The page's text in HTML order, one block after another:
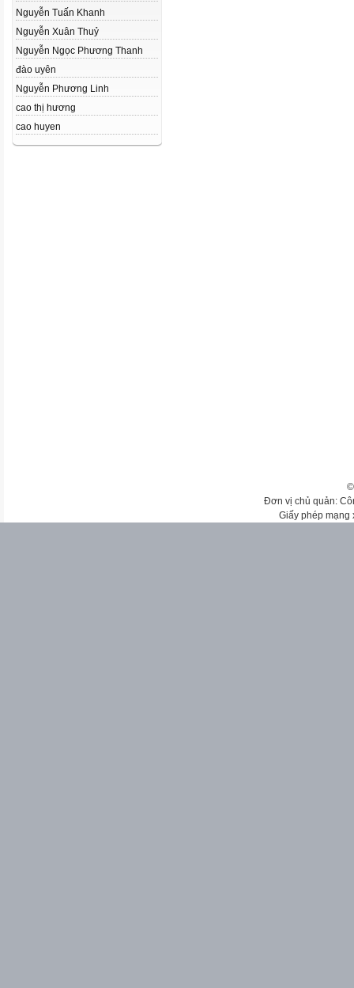
Nguyễn Tuấn Khanh
Nguyễn Xuân Thuỷ
Nguyễn Ngọc Phương Thanh
đào uyên
Nguyễn Phương Linh
cao thị hương
cao huyen
Đơn vị chủ quản:
Giấy phép mạng